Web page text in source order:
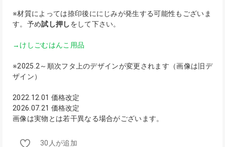
※材質によっては捺印後ににじみが発生する可能性もございま
す。予め試し押しをして下さい。
→けしごむはんこ用品
※2025.2～順次フタ上のデザインが変更されます（画像は旧デ
ザイン）
2022.12.01 価格改定
2026.07.21 価格改定
画像は実物とは若干異なる場合がございます。
30人が追加